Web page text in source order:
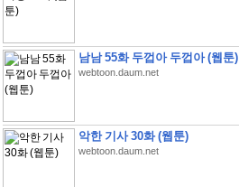
남남 55화 두껍아 두껍아 (웹툰)
webtoon.daum.net
악한 기사 30화 (웹툰)
webtoon.daum.net